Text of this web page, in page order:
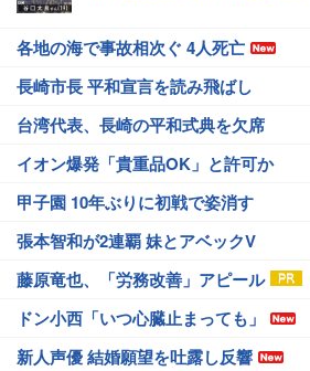
各地の海で事故相次ぐ 4人死亡
長崎市長 平和宣言を読み飛ばし
台湾代表、長崎の平和式典を欠席
イオン爆発「貴重品OK」と許可か
甲子園 10年ぶりに初戦で姿消す
張本智和が2連覇 妹とアベックV
藤原竜也、「労務改善」アピール
ドン小西「いつ心臓止まっても」
新人声優 結婚願望を吐露し反響